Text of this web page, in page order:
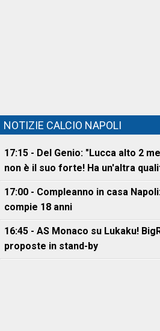
NOTIZIE CALCIO NAPOLI
17:15 - Del Genio: "Lucca alto 2
non è il suo forte! Ha un'altra
17:00 - Compleanno in casa
compie 18 anni
16:45 - AS Monaco su Lukaku!
proposte in stand-by